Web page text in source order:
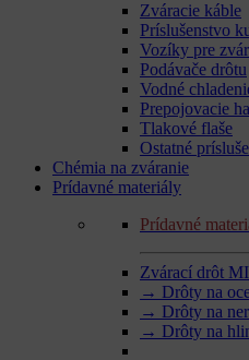
Zváracie káble
Príslušenstvo
Vozíky pre
Podávače drôtu
Vodné
Prepojovacie
Tlakové flaše
Ostatné
Chémia na zváranie
Prídavné materiály
Prídavné
Zvárací drôt
→ Drôty na
→ Drôty na
→ Drôty na